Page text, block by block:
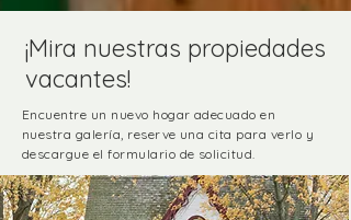
¡Mira nuestras propiedades
vacantes!
Encuentre un nuevo hogar adecuado en
nuestra galería, reserve una cita para verlo y
descargue el formulario de solicitud.